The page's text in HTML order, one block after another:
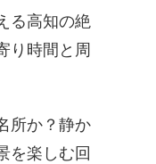
る高知の絶
り時間と周
所か？静か
を楽しむ回